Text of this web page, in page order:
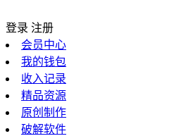
登录 注册
会员中心
我的钱包
收入记录
精品资源
原创制作
破解软件